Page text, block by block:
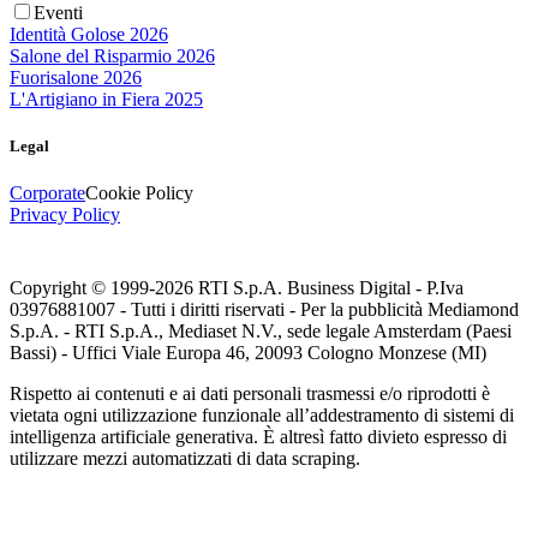
Eventi
Identità Golose 2026
Salone del Risparmio 2026
Fuorisalone 2026
L'Artigiano in Fiera 2025
Legal
CorporateCookie Policy
Privacy Policy
Copyright © 1999-2026 RTI S.p.A. Business Digital - P.Iva
03976881007 - Tutti i diritti riservati - Per la pubblicità Mediamond
S.p.A. - RTI S.p.A., Mediaset N.V., sede legale Amsterdam (Paesi
Bassi) - Uffici Viale Europa 46, 20093 Cologno Monzese (MI)
Rispetto ai contenuti e ai dati personali trasmessi e/o riprodotti è
vietata ogni utilizzazione funzionale all’addestramento di sistemi di
intelligenza artificiale generativa. È altresì fatto divieto espresso di
utilizzare mezzi automatizzati di data scraping.